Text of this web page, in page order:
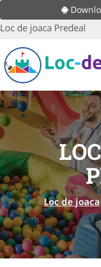
Loc de joaca Predeal
Loc de joaca